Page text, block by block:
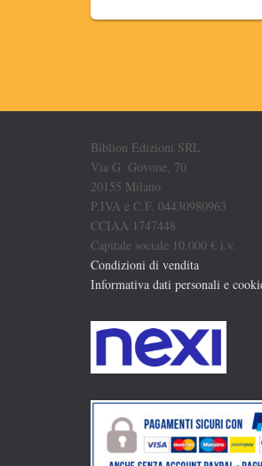
Biblion Edizioni SRL
Via G. Govone, 70
20155 Milano
P.IVA e C.F. 04430980963
CCIAA 1747448
Capitale sociale 10.000 € i.v.
Condizioni di vendita
Informativa dati personali e